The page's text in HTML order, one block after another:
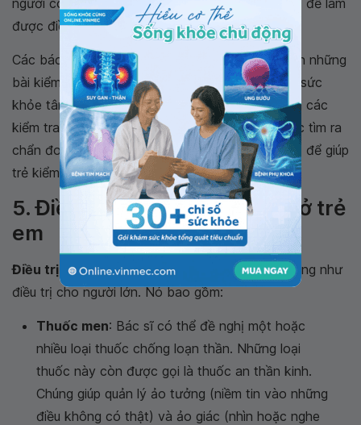
được điều này.
Các bác sĩ khác sẽ tham gia để cung cấp trẻ bạn những
bài kiểm tra sức khỏe, xét nghiệm máu, kiểm tra sức
khỏe tâm thần, kiểm tra hình ảnh não của trẻ, và các
kiểm tra khác. Tất cả đều là chìa khóa trong việc tìm ra
chẩn đoán chính xác và đưa ra kế hoạch điều trị để giúp
trẻ kiểm soát bệnh.
5. Điều trị tâm thần phân liệt ở trẻ
em
Điều trị tâm thần phân liệt
cho trẻ em cũng giống như
điều trị cho người lớn. Nó bao gồm:
Thuốc men: Bác sĩ có thể đề nghị một hoặc
nhiều loại thuốc chống loạn thần. Những loại
thuốc này còn được gọi là thuốc an thần kinh.
Chúng giúp quản lý ảo tưởng (niềm tin vào những
điều không có thật) và ảo giác (nhìn hoặc nghe